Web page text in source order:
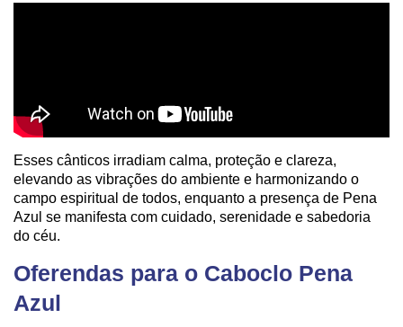
Esses cânticos irradiam calma, proteção e clareza,
elevando as vibrações do ambiente e harmonizando o
campo espiritual de todos, enquanto a presença de Pena
Azul se manifesta com cuidado, serenidade e sabedoria
do céu.
Oferendas para o Caboclo Pena
Azul